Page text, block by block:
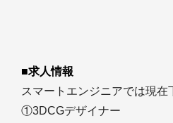
■求人情報
スマートエンジニアでは現在
①3DCGデザイナー